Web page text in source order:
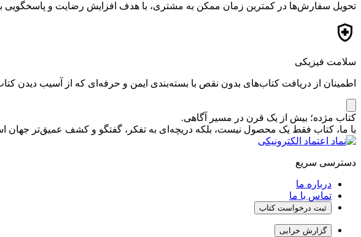
تحویل سفارش‌ها در کمترین زمان ممکن به مشتری، با هدف افزایش رضایت و پاسخگویی
سلامت فیزیکی
اطمینان از دریافت کتاب‌های بدون نقص با بسته‌بندی ایمن و حرفه‌ای که از آسیب دیدن
کتاب مژده؛ بیش از یک قرن در مسیر آگاهی.
با ما، کتاب فقط یک محصول نیست، بلکه دریچه‌ای به تفکر، گفتگو و کشف عمیق‌تر
دسترسی سریع
درباره ما
تماس با ما
ثبت درخواست کتاب
گزارش خرابی